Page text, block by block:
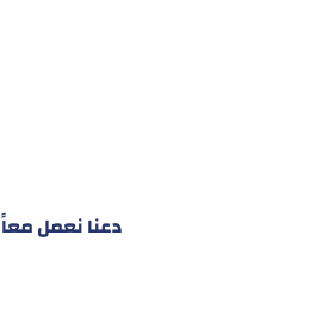
دعنا نعمل معاً